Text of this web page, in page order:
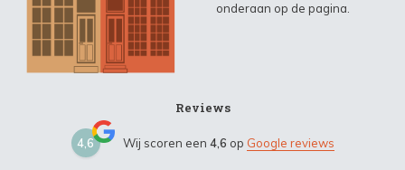
onderaan op de pagina.
Reviews
4,6 Wij scoren een 4,6 op Google reviews